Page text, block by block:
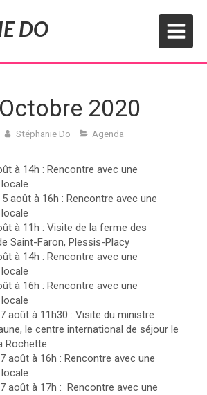
DO
2020
Stéphanie Do Agenda
à 14h : Rencontre avec une
août à 16h : Rencontre avec une
à 11h : Visite de la ferme des
Saint-Faron, Plessis-Placy
à 14h : Rencontre avec une
à 16h : Rencontre avec une
août à 11h30 : Visite du ministre
le centre international de séjour le
Rochette
août à 16h : Rencontre avec une
août à 17h : Rencontre avec une